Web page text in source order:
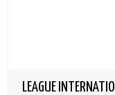
LEAGUE